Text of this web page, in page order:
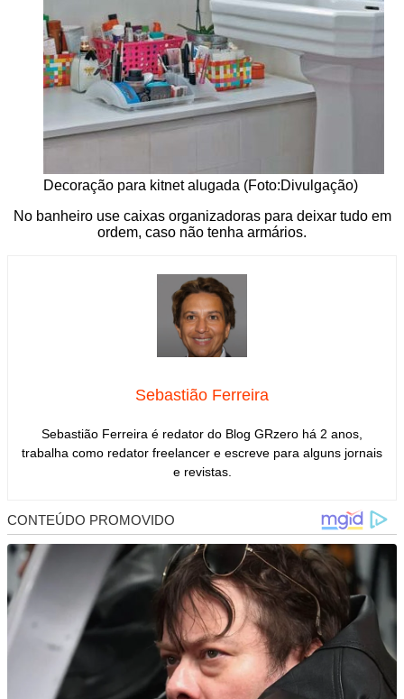
Decoração para kitnet alugada (Foto:Divulgação)
No banheiro use caixas organizadoras para deixar tudo em
ordem, caso não tenha armários.
Sebastião Ferreira
Sebastião Ferreira é redator do Blog GRzero há 2 anos,
trabalha como redator freelancer e escreve para alguns jornais
e revistas.